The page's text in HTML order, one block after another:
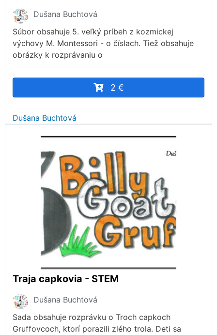
Dušana Buchtová
Súbor obsahuje 5. veľký príbeh z kozmickej
výchovy M. Montessori - o číslach. Tiež obsahuje
obrázky k rozprávaniu o
2 €
Dušana Buchtová
Traja capkovia - STEM
Dušana Buchtová
Sada obsahuje rozprávku o Troch capkoch
Gruffovcoch, ktorí porazili zlého trola. Deti sa